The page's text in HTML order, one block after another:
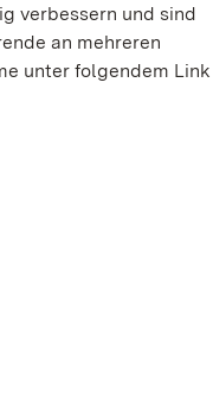
verbessern und sind
an mehreren
unter folgendem Link